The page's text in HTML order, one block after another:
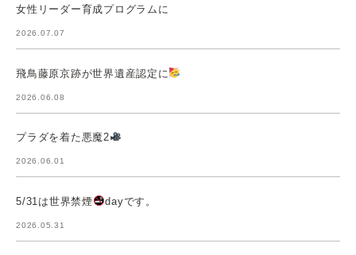
女性リーダー育成プログラムに
2026.07.07
飛鳥藤原京跡が世界遺産認定に
2026.06.08
プラダを着た悪魔2
2026.06.01
5/31は世界禁煙 dayです。
2026.05.31